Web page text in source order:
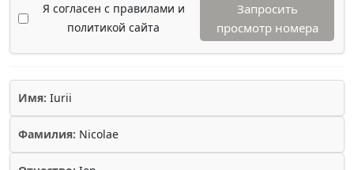
Я согласен с правилами и
политикой сайта
Запросить
просмотр номера
Имя: Iurii
Фамилия: Nicolae